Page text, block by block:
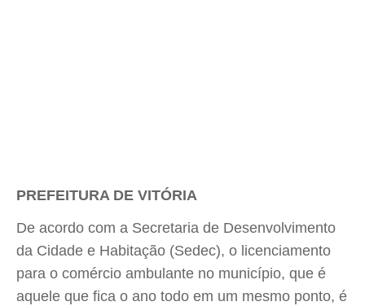
PREFEITURA DE VITÓRIA
De acordo com a Secretaria de Desenvolvimento
da Cidade e Habitação (Sedec), o licenciamento
para o comércio ambulante no município, que é
aquele que fica o ano todo em um mesmo ponto, é